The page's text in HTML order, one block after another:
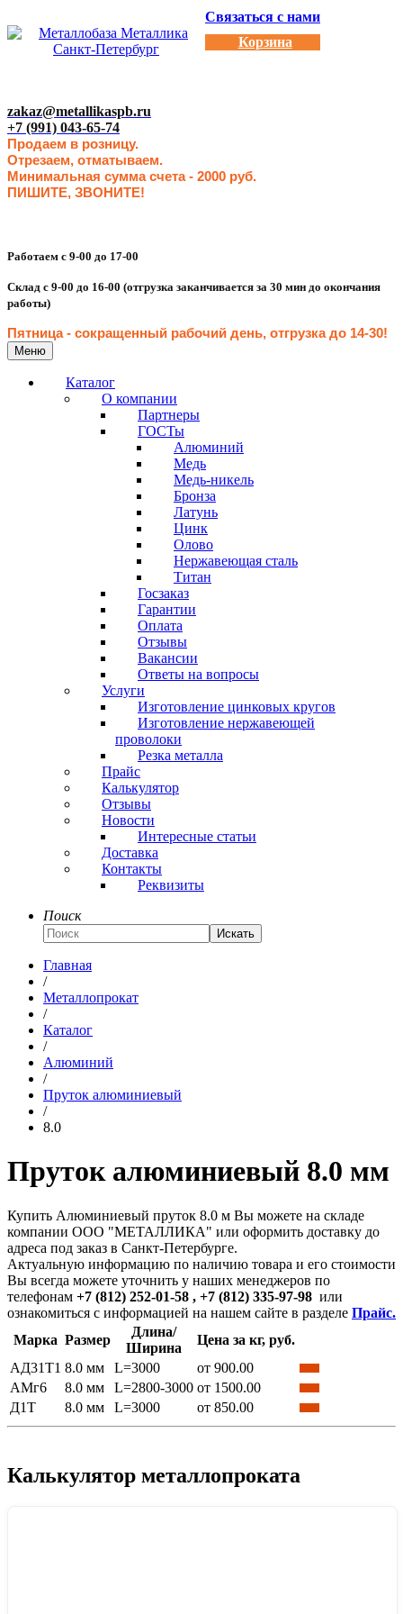
Связаться с нами
Корзина
zakaz@metallikaspb.ru
+7 (991) 043-65-74
Продаем в розницу.
Отрезаем, отматываем.
Минимальная сумма счета - 2000 руб.
ПИШИТЕ, ЗВОНИТЕ!
Работаем с 9-00 до 17-00
Склад с 9-00 до 16-00 (отгрузка заканчивается за 30 мин до окончания
работы)
Пятница - сокращенный рабочий день, отгрузка до 14-30!
Меню
Каталог
О компании
Партнеры
ГОСТы
Алюминий
Медь
Медь-никель
Бронза
Латунь
Цинк
Олово
Нержавеющая сталь
Титан
Госзаказ
Гарантии
Оплата
Отзывы
Вакансии
Ответы на вопросы
Услуги
Изготовление цинковых кругов
Изготовление нержавеющей
проволоки
Резка металла
Прайс
Калькулятор
Отзывы
Новости
Интересные статьи
Доставка
Контакты
Реквизиты
Поиск
Искать
Главная
/
Металлопрокат
/
Каталог
/
Алюминий
/
Пруток алюминиевый
/
8.0
Пруток алюминиевый 8.0 мм
Купить Алюминиевый пруток 8.0 м Вы можете на складе
компании ООО "МЕТАЛЛИКА" или оформить доставку до
адреса под заказ в Санкт-Петербурге.
Актуальную информацию по наличию товара и его стоимости
Вы всегда можете уточнить у наших менеджеров по
телефонам +7 (812) 252-01-58 , +7 (812) 335-97-98 или
ознакомиться с информацией на нашем сайте в разделе Прайс.
Марка Размер
Длина/
Ширина
Цена за кг, руб.
АД31Т1 8.0 мм L=3000
от 900.00
АМг6
8.0 мм L=2800-3000 от 1500.00
Д1Т
8.0 мм L=3000 от 850.00
Калькулятор металлопроката